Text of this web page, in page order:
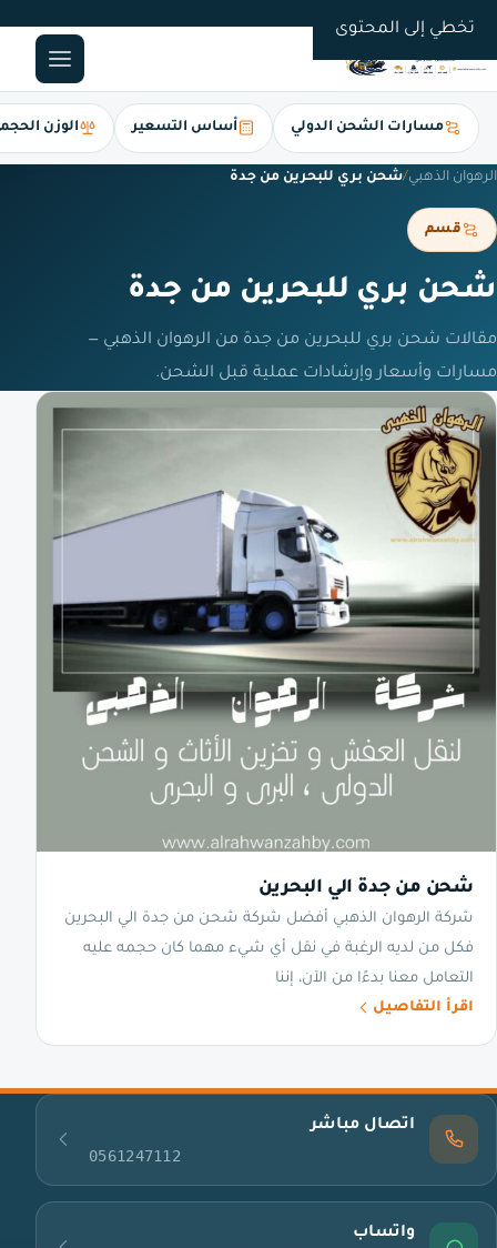
تخطي إلى المحتوى
مسارات الشحن الدولي أساس التسعير الوزن
الرهوان الذهبي/شحن بري للبحرين من جدة
قسم
شحن بري للبحرين من جدة
مقالات شحن بري للبحرين من جدة من الرهوان الذهبي —
مسارات وأسعار وإرشادات عملية قبل الشحن.
شحن من جدة الي البحرين
شركة الرهوان الذهبي أفضل شركة شحن من جدة الي البحرين
فكل من لديه الرغبة في نقل أي شيء مهما كان حجمه عليه
التعامل معنا بدءًا من الآن، إننا
اقرأ التفاصيل
اتصال مباشر
0561247112
واتساب